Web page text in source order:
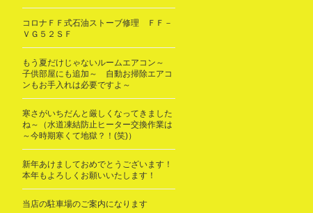
コロナＦＦ式石油ストーブ修理 ＦＦ－
ＶＧ５２ＳＦ
もう夏だけじゃないルームエアコン～
子供部屋にも追加～ 自動お掃除エアコ
ンもお手入れは必要ですよ～
寒さがいちだんと厳しくなってきました
ね～（水道凍結防止ヒーター交換作業は
～今時期寒くて地獄？！(笑)）
新年あけましておめでとうございます！
本年もよろしくお願いいたします！
当店の駐車場のご案内になります